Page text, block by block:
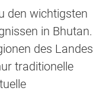
den wichtigsten
in Bhutan.
des Landes
traditionelle